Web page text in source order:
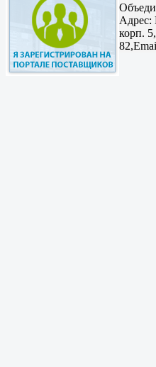
Адрес:
корп. 5,
82,